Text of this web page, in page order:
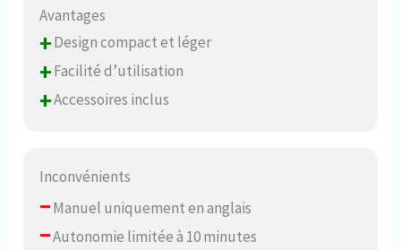
Avantages
+Design compact et léger
+Facilité d’utilisation
+Accessoires inclus
Inconvénients
–Manuel uniquement en anglais
–Autonomie limitée à 10 minutes